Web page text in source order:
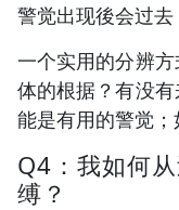
警觉出现後会过去
一个实用的分辨
体的根据？有没
能是有用的警觉；
Q4：我如何
缚？